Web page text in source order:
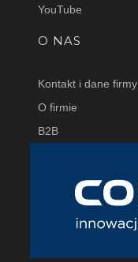
YouTube
O NAS
Kontakt i dane firmy
O firmie
B2B